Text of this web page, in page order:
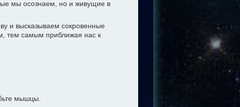
мы осознаем, но и живущие в
и высказываем сокровенные
тем самым приближая нас к
мышцы.